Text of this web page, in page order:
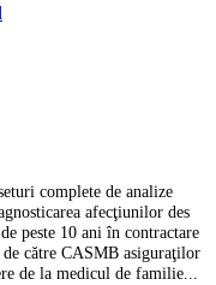
complete de analize
afecţiunilor des
peste 10 ani în contractare
către CASMB asiguraţilor
de la medicul de familie...